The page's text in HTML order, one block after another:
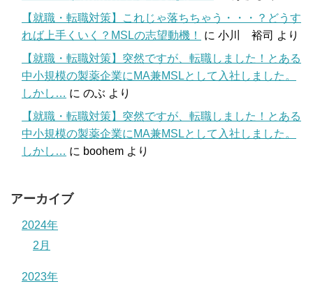
【就職・転職対策】これじゃ落ちちゃう・・・？どうす
れば上手くいく？MSLの志望動機！
に 小川 裕司 より
【就職・転職対策】突然ですが、転職しました！とある
中小規模の製薬企業にMA兼MSLとして入社しました。
しかし… に のぶ より
【就職・転職対策】突然ですが、転職しました！とある
中小規模の製薬企業にMA兼MSLとして入社しました。
しかし… に boohem より
アーカイブ
2024年
2月
2023年